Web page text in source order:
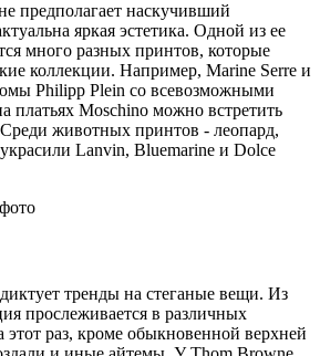
предполагает наскучивший
яркая эстетика. Одной из ее
много разных принтов, которые
коллекции. Например, Marine Serre и
Philipp Plein со всевозможными
платьях Moschino можно встретить
животных принтов - леопард,
Lanvin, Bluemarine и Dolce
тренды на стеганые вещи. Из
прослеживается в различных
раз, кроме обыкновенной верхней